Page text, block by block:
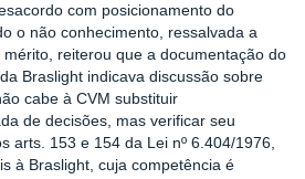
com posicionamento do
o não conhecimento, ressalvada a
reiterou que a documentação do
Braslight indicava discussão sobre
cabe à CVM substituir
de decisões, mas verificar seu
arts. 153 e 154 da Lei nº 6.404/1976,
à Braslight, cuja competência é